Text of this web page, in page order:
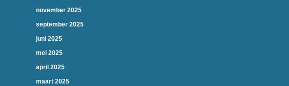
november 2025
september 2025
juni 2025
mei 2025
april 2025
maart 2025